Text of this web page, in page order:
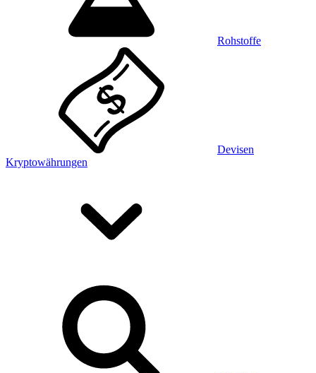
Rohstoffe
Devisen
Kryptowährungen